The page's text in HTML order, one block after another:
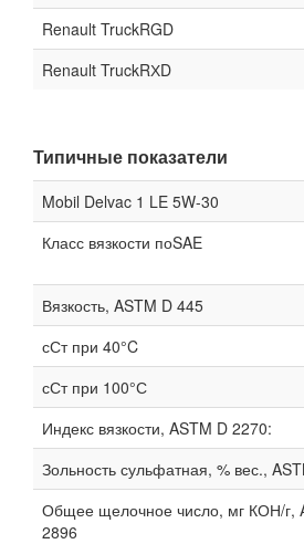
Renault TruckRGD
Renault TruckRХD
Типичные показатели
Mobil Delvac 1 LE 5W-30
Класс вязкости поSAE
Вязкость, ASTM D 445
сСт при 40°C
сСт при 100°С
Индекс вязкости, ASTM D 2270:
Зольность сульфатная, % вес.,
Общее щелочное число, мг КОН/г,
2896